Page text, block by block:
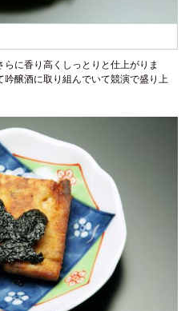
に香り高くしっとりと仕上がりま
醸酒に取り組んでいて競演で盛り上